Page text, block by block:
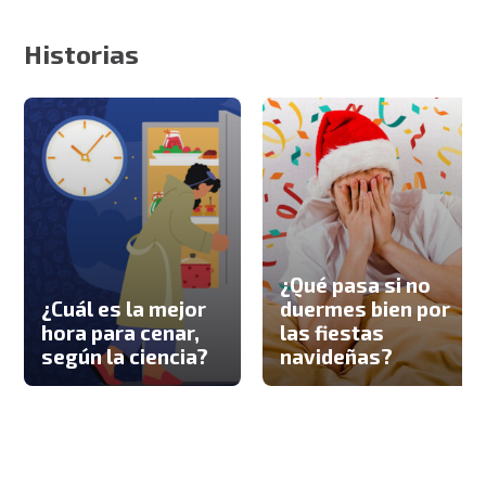
Historias
¿Cuál es la mejor
hora para cenar,
según la ciencia?
¿Qué pasa si no
duermes bien por
las fiestas
navideñas?